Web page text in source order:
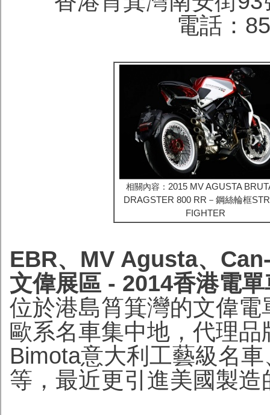
電話：
相關內容： 2015 MV AGUSTA
DRAGSTER 800 RR－鋼絲輪框
FIGHTER
EBR、MV Agusta、
文偉展區 - 2014香港電
位於港島筲箕灣的文偉
歐系名車集中地，代理
Bimota意大利工藝級名
等，最近更引進美國製造